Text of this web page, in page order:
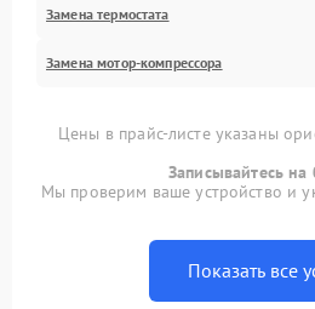
Замена термостата
Замена мотор-компрессора
Цены в прайс-листе указаны
Записывайтесь на
Мы проверим ваше устройство и
Показать все